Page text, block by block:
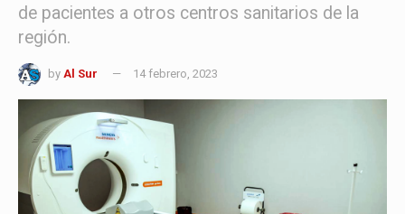
de pacientes a otros centros sanitarios de la
región.
by Al Sur 14 febrero, 2023